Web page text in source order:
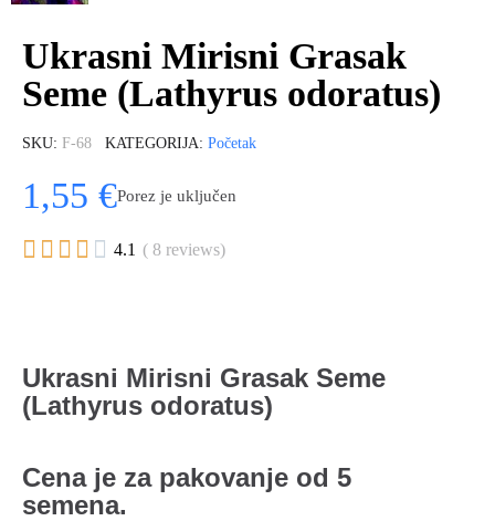
Ukrasni Mirisni Grasak
Seme (Lathyrus odoratus)
SKU F-68 KATEGORIJA Početak
1,55 €Porez je uključen
     4.1 ( 8 reviews)
Ukrasni Mirisni Grasak Seme
(Lathyrus odoratus)
Cena je za pakovanje od 5
semena.